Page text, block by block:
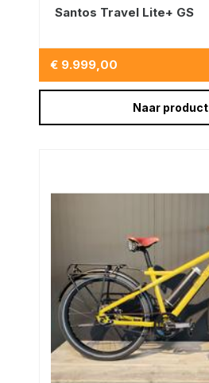
Santos Travel Lite+ GS
€ 9.999,00
Naar product